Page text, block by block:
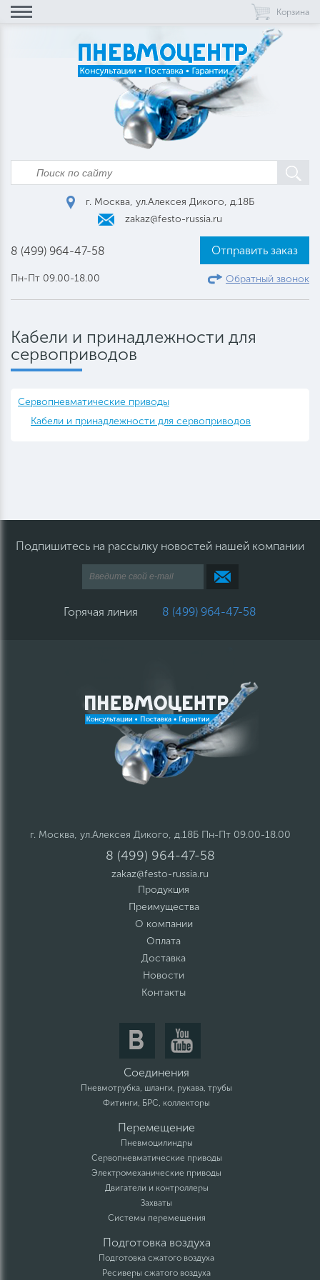
Корзина
г. Москва, ул.Алексея Дикого, д.18Б
zakaz@festo-russia.ru
8 (499) 964-47-58
Пн-Пт 09.00-18.00
Отправить заказ
Обратный звонок
Кабели и принадлежности для
сервоприводов
Сервопневматические приводы
Кабели и принадлежности для сервоприводов
Подпишитесь на рассылку новостей нашей компании
Горячая линия 8 (499) 964-47-58
г. Москва, ул.Алексея Дикого, д.18Б Пн-Пт 09.00-18.00
8 (499) 964-47-58
zakaz@festo-russia.ru
Продукция
Преимущества
О компании
Оплата
Доставка
Новости
Контакты
Соединения
Пневмотрубка, шланги, рукава, трубы
Фитинги, БРС, коллекторы
Перемещение
Пневмоцилиндры
Сервопневматические приводы
Электромеханические приводы
Двигатели и контроллеры
Захваты
Системы перемещения
Подготовка воздуха
Подготовка сжатого воздуха
Ресиверы сжатого воздуха